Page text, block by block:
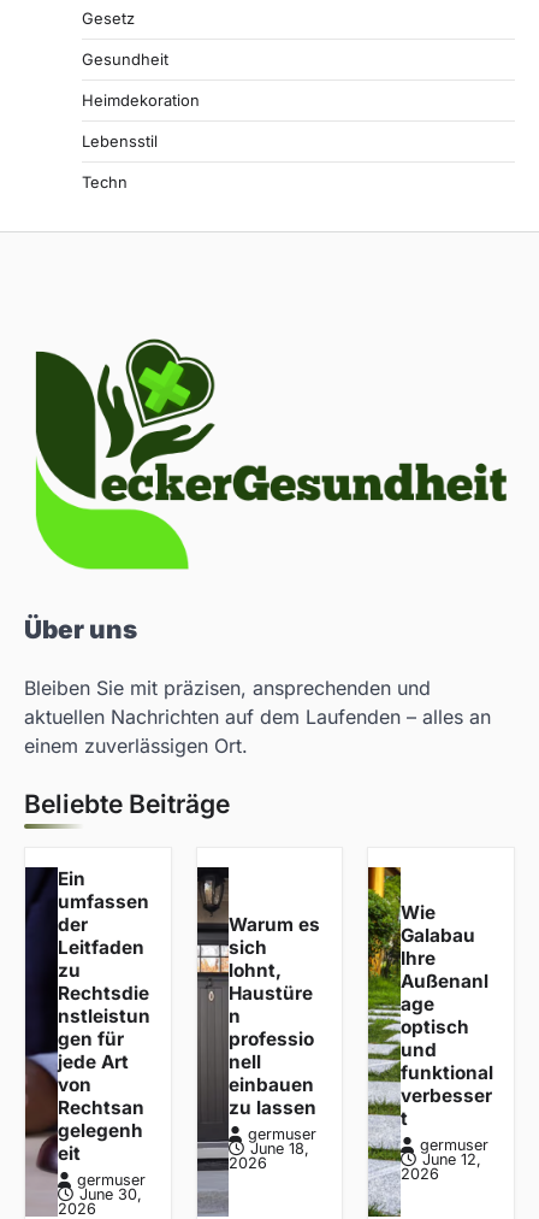
Gesetz
Gesundheit
Heimdekoration
Lebensstil
Techn
Über uns
Bleiben Sie mit präzisen, ansprechenden und
aktuellen Nachrichten auf dem Laufenden – alles an
einem zuverlässigen Ort.
Beliebte Beiträge
Ein
umfassen
der
Leitfaden
zu
Rechtsdie
nstleistun
gen für
jede Art
von
Rechtsan
gelegenh
eit
germuser
June 30,
2026
Warum es
sich
lohnt,
Haustüre
n
professio
nell
einbauen
zu lassen
germuser
June 18,
2026
Wie
Galabau
Ihre
Außenanl
age
optisch
und
funktional
verbesser
t
germuser
June 12,
2026